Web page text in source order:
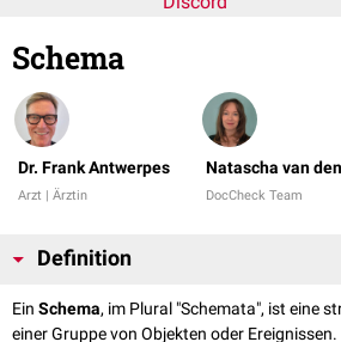
Schema
Dr. Frank Antwerpes
Arzt | Ärztin
Natascha van
DocCheck Team
Definition
Ein Schema, im Plural "Schemata", ist eine
einer Gruppe von Objekten oder